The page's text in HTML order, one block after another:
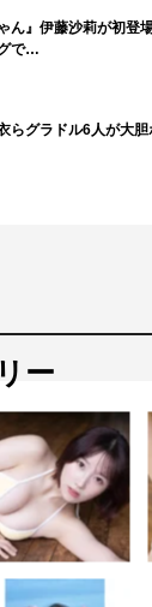
ゃん』伊藤沙莉が初
で…
らグラドル6人が大
ー